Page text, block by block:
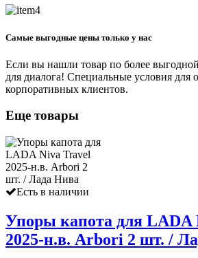
Самые выгодные цены только у нас
Если вы нашли товар по более
для диалога! Специальные условия для
корпоративных клиентов.
Еще товары
Есть в наличии
Упоры капота для LADA
2025-н.в. Arbori 2 шт. /